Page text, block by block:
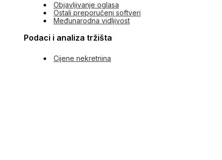
Objavljivanje oglasa
Ostali preporučeni softveri
Međunarodna vidljivost
Podaci i analiza tržišta
Cijene nekretnina